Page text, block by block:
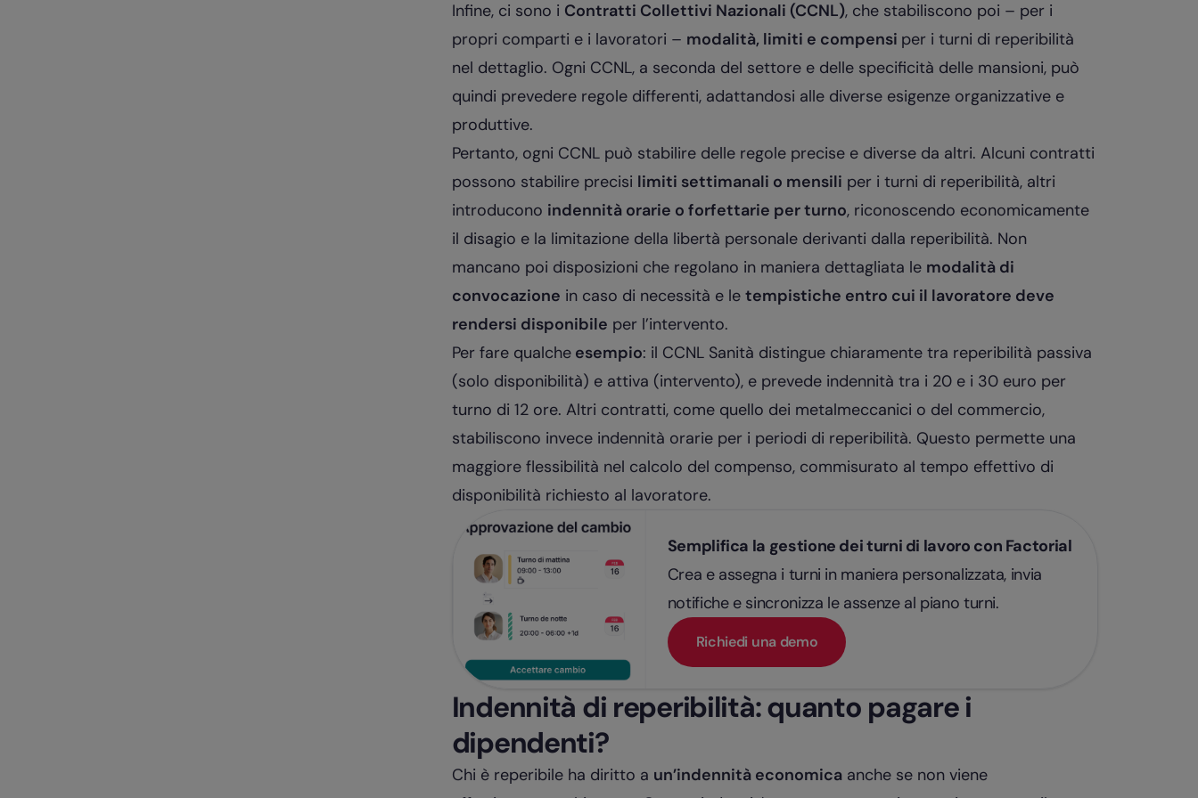
Infine, ci sono i Contratti Collettivi Nazionali (CCNL), che stabiliscono poi – per i
propri comparti e i lavoratori – modalità, limiti e compensi per i turni di reperibilità
nel dettaglio. Ogni CCNL, a seconda del settore e delle specificità delle mansioni, può
quindi prevedere regole differenti, adattandosi alle diverse esigenze organizzative e
produttive.
Pertanto, ogni CCNL può stabilire delle regole precise e diverse da altri. Alcuni contratti
possono stabilire precisi limiti settimanali o mensili per i turni di reperibilità, altri
introducono indennità orarie o forfettarie per turno, riconoscendo economicamente
il disagio e la limitazione della libertà personale derivanti dalla reperibilità. Non
mancano poi disposizioni che regolano in maniera dettagliata le modalità di
convocazione in caso di necessità e le tempistiche entro cui il lavoratore deve
rendersi disponibile per l’intervento.
Per fare qualcheesempio: il CCNL Sanità distingue chiaramente tra reperibilità passiva
(solo disponibilità) e attiva (intervento), e prevede indennità tra i 20 e i 30 euro per
turno di 12 ore. Altri contratti, come quello dei metalmeccanici o del commercio,
stabiliscono invece indennità orarie per i periodi di reperibilità. Questo permette una
maggiore flessibilità nel calcolo del compenso, commisurato al tempo effettivo di
disponibilità richiesto al lavoratore.
Semplifica la gestione dei turni di lavoro con Factorial
Crea e assegna i turni in maniera personalizzata, invia
notifiche e sincronizza le assenze al piano turni.
Richiedi una demo
Indennità di reperibilità: quanto pagare i
dipendenti?
Chi è reperibile ha diritto a un’indennità economicaanche se non viene